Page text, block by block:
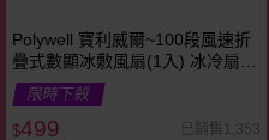
Polywell 寶利威爾~100段風速折
疊式數顯冰敷風扇(1入) 冰冷扇
冰涼扇 款式可選
限時下殺
$499 已銷售1,353